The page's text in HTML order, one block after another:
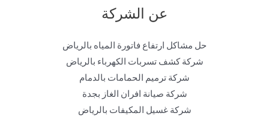
عن الشركة
حل مشاكل ارتفاع فاتورة المياه بالرياض
شركة كشف تسربات الكهرباء بالرياض
شركة ترميم الحمامات بالدمام
شركة صيانة افران الغاز بجدة
شركة غسيل المكيفات بالرياض